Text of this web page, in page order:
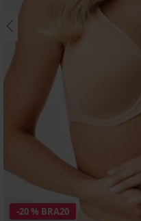
-20 % BRA20